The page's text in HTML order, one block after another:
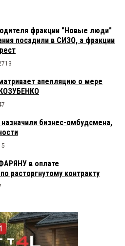
фракции "Новые люди"
посадили в СИЗО, а фракции
апелляцию о мере
бизнес-омбудсмена,
в оплате
расторгнутому контракту